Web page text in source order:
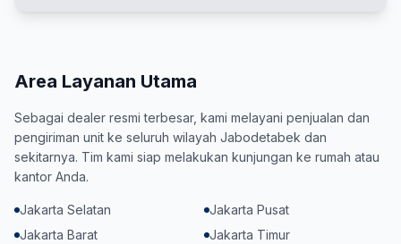
Area Layanan Utama
Sebagai dealer resmi terbesar, kami melayani penjualan dan
pengiriman unit ke seluruh wilayah Jabodetabek dan
sekitarnya. Tim kami siap melakukan kunjungan ke rumah atau
kantor Anda.
Jakarta Selatan
Jakarta Pusat
Jakarta Barat
Jakarta Timur